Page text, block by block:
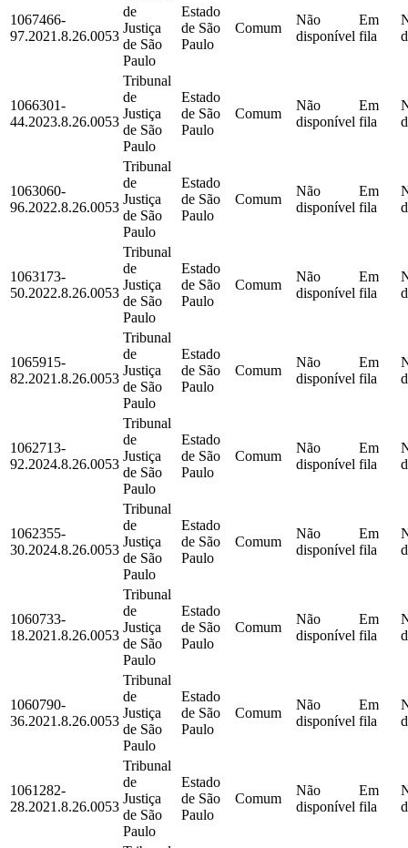
1067466-
97.2021.8.26.0053
de
Justiça
de São
Paulo
Estado
de São
Paulo
Comum
Não
disponível
Em
fila
1066301-
44.2023.8.26.0053
Tribunal
de
Justiça
de São
Paulo
Estado
de São
Paulo
Comum
Não
disponível
Em
fila
1063060-
96.2022.8.26.0053
Tribunal
de
Justiça
de São
Paulo
Estado
de São
Paulo
Comum
Não
disponível
Em
fila
1063173-
50.2022.8.26.0053
Tribunal
de
Justiça
de São
Paulo
Estado
de São
Paulo
Comum
Não
disponível
Em
fila
1065915-
82.2021.8.26.0053
Tribunal
de
Justiça
de São
Paulo
Estado
de São
Paulo
Comum
Não
disponível
Em
fila
1062713-
92.2024.8.26.0053
Tribunal
de
Justiça
de São
Paulo
Estado
de São
Paulo
Comum
Não
disponível
Em
fila
1062355-
30.2024.8.26.0053
Tribunal
de
Justiça
de São
Paulo
Estado
de São
Paulo
Comum
Não
disponível
Em
fila
1060733-
18.2021.8.26.0053
Tribunal
de
Justiça
de São
Paulo
Estado
de São
Paulo
Comum
Não
disponível
Em
fila
1060790-
36.2021.8.26.0053
Tribunal
de
Justiça
de São
Paulo
Estado
de São
Paulo
Comum
Não
disponível
Em
fila
1061282-
28.2021.8.26.0053
Tribunal
de
Justiça
de São
Paulo
Estado
de São
Paulo
Comum
Não
disponível
Em
fila